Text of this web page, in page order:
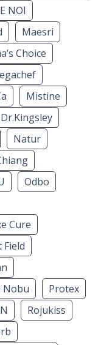
NOI
Maesri
Choice
Mistine
Natur
Odbo
Cure
Nobu
Protex
Rojukiss